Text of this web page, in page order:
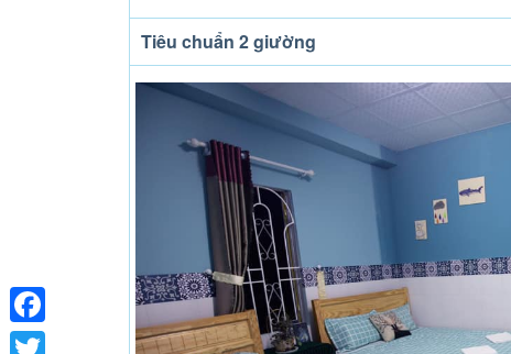
Tiêu chuẩn 2 giường
Facebook